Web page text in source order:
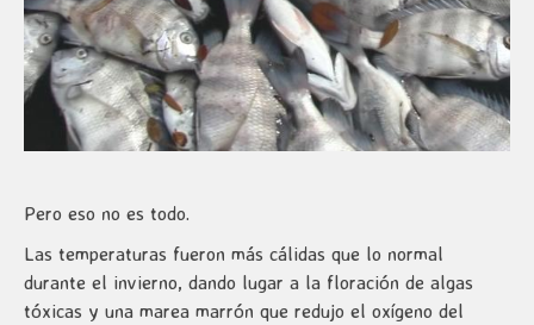
Pero eso no es todo.
Las temperaturas fueron más cálidas que lo normal
durante el invierno, dando lugar a la floración de algas
tóxicas y una marea marrón que redujo el oxígeno del